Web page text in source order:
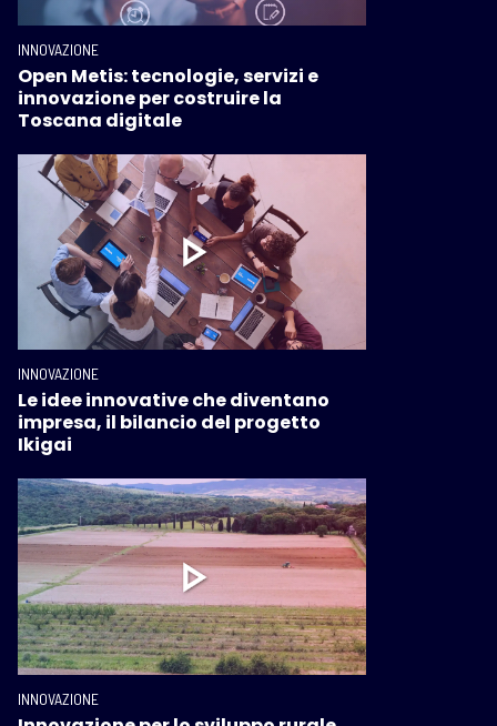
INNOVAZIONE
Open Metis: tecnologie, servizi e
innovazione per costruire la
Toscana digitale
INNOVAZIONE
Le idee innovative che diventano
impresa, il bilancio del progetto
Ikigai
INNOVAZIONE